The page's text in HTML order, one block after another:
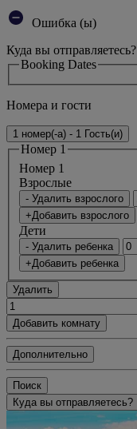
Ошибка (ы)
Куда вы отправляетесь?
Booking Dates
Номера и гости
1 номер(-а) - 1 Гость(и)
Номер 1
Номер 1
Bзрослые
- Удалить взрослого
+Добавить взрослого
Дети
- Удалить ребенка
+Добавить ребенка
Удалить
Добавить комнату
Дополнительно
Поиск
Куда вы отправляетесь?